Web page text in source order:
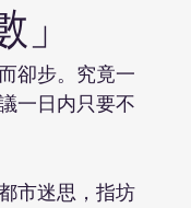
卻步。究竟一
一日内只要不
市迷思，指坊